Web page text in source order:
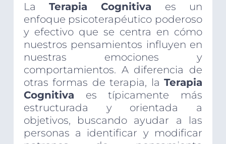
LaTerapia Cognitiva es un
enfoque psicoterapéutico poderoso
y efectivo que se centra en cómo
nuestros pensamientos influyen en
nuestras emociones y
comportamientos. A diferencia de
otras formas de terapia, laTerapia
Cognitiva es típicamente más
estructurada y orientada a
objetivos, buscando ayudar a las
personas a identificar y modificar